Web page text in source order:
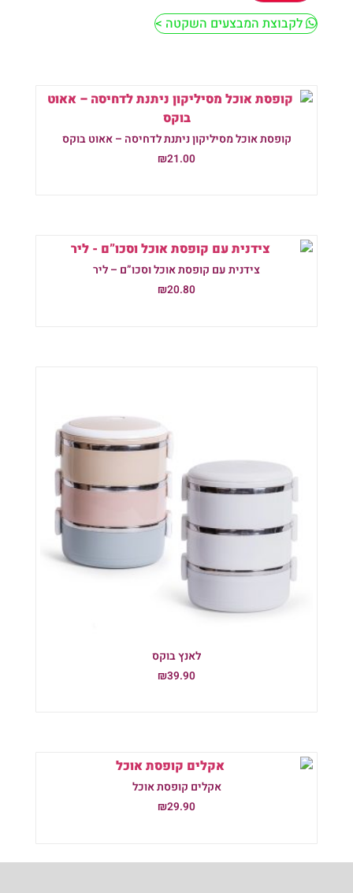
לקבוצת המבצעים השקטה >
קופסת אוכל מסיליקון ניתנת לדחיסה – אאוט בוקס
₪21.00
צידנית עם קופסת אוכל וסכו”ם – ליר
₪20.80
לאנץ בוקס
₪39.90
אקלים קופסת אוכל
₪29.90